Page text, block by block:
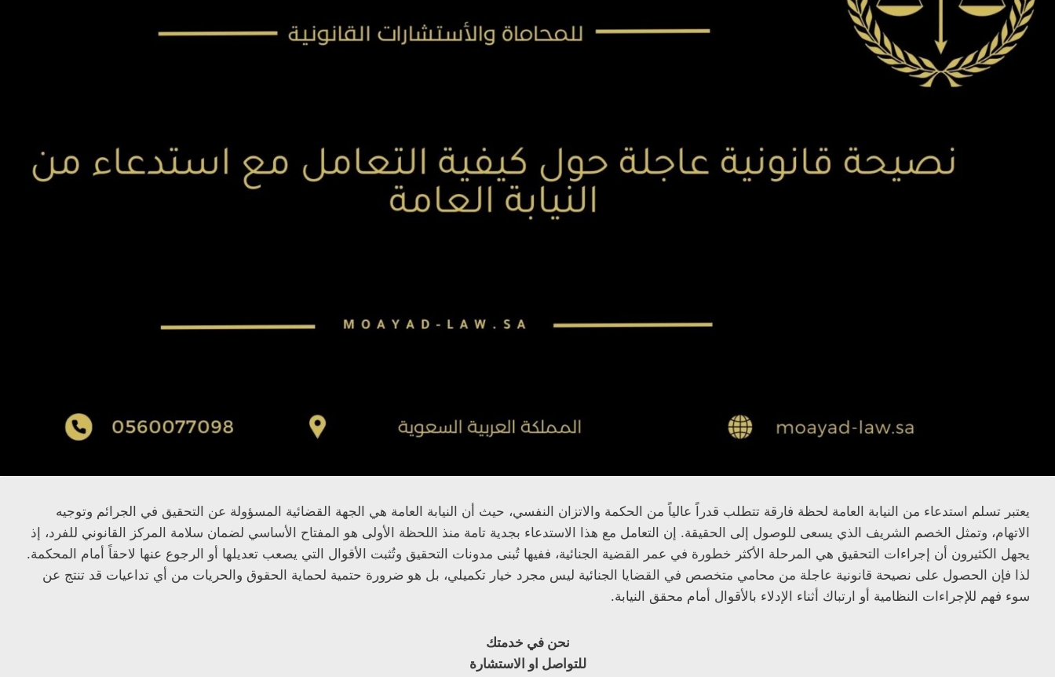
يعتبر تسلم استدعاء من النيابة العامة لحظة فارقة تتطلب قدراً عالياً من الحكمة والاتزان النفسي، حيث أن النيابة العامة هي الجهة القضائية المسؤولة عن التحقيق في الجرائم وتوجيه
الاتهام، وتمثل الخصم الشريف الذي يسعى للوصول إلى الحقيقة. إن التعامل مع هذا الاستدعاء بجدية تامة منذ اللحظة الأولى هو المفتاح الأساسي لضمان سلامة المركز القانوني للفرد، إذ
يجهل الكثيرون أن إجراءات التحقيق هي المرحلة الأكثر خطورة في عمر القضية الجنائية، ففيها تُبنى مدونات التحقيق وتُثبت الأقوال التي يصعب تعديلها أو الرجوع عنها لاحقاً أمام المحكمة.
لذا فإن الحصول على نصيحة قانونية عاجلة من محامي متخصص في القضايا الجنائية ليس مجرد خيار تكميلي، بل هو ضرورة حتمية لحماية الحقوق والحريات من أي تداعيات قد تنتج عن
سوء فهم للإجراءات النظامية أو ارتباك أثناء الإدلاء بالأقوال أمام محقق النيابة.
نحن في خدمتك
للتواصل او الاستشارة